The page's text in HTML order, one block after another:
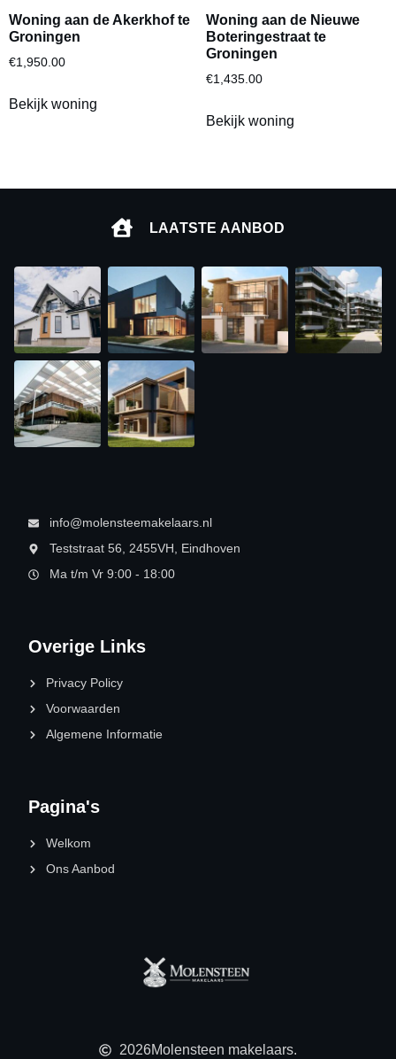
Woning aan de Akerkhof te
Groningen
€1,950.00
Bekijk woning
Woning aan de Nieuwe
Boteringestraat te
Groningen
€1,435.00
Bekijk woning
LAATSTE AANBOD
2026Molensteen makelaars.
Pagina's
Welkom
Ons Aanbod
Overige Links
Privacy Policy
Voorwaarden
Algemene Informatie
info@molensteemakelaars.nl
Teststraat 56, 2455VH, Eindhoven
Ma t/m Vr 9:00 - 18:00